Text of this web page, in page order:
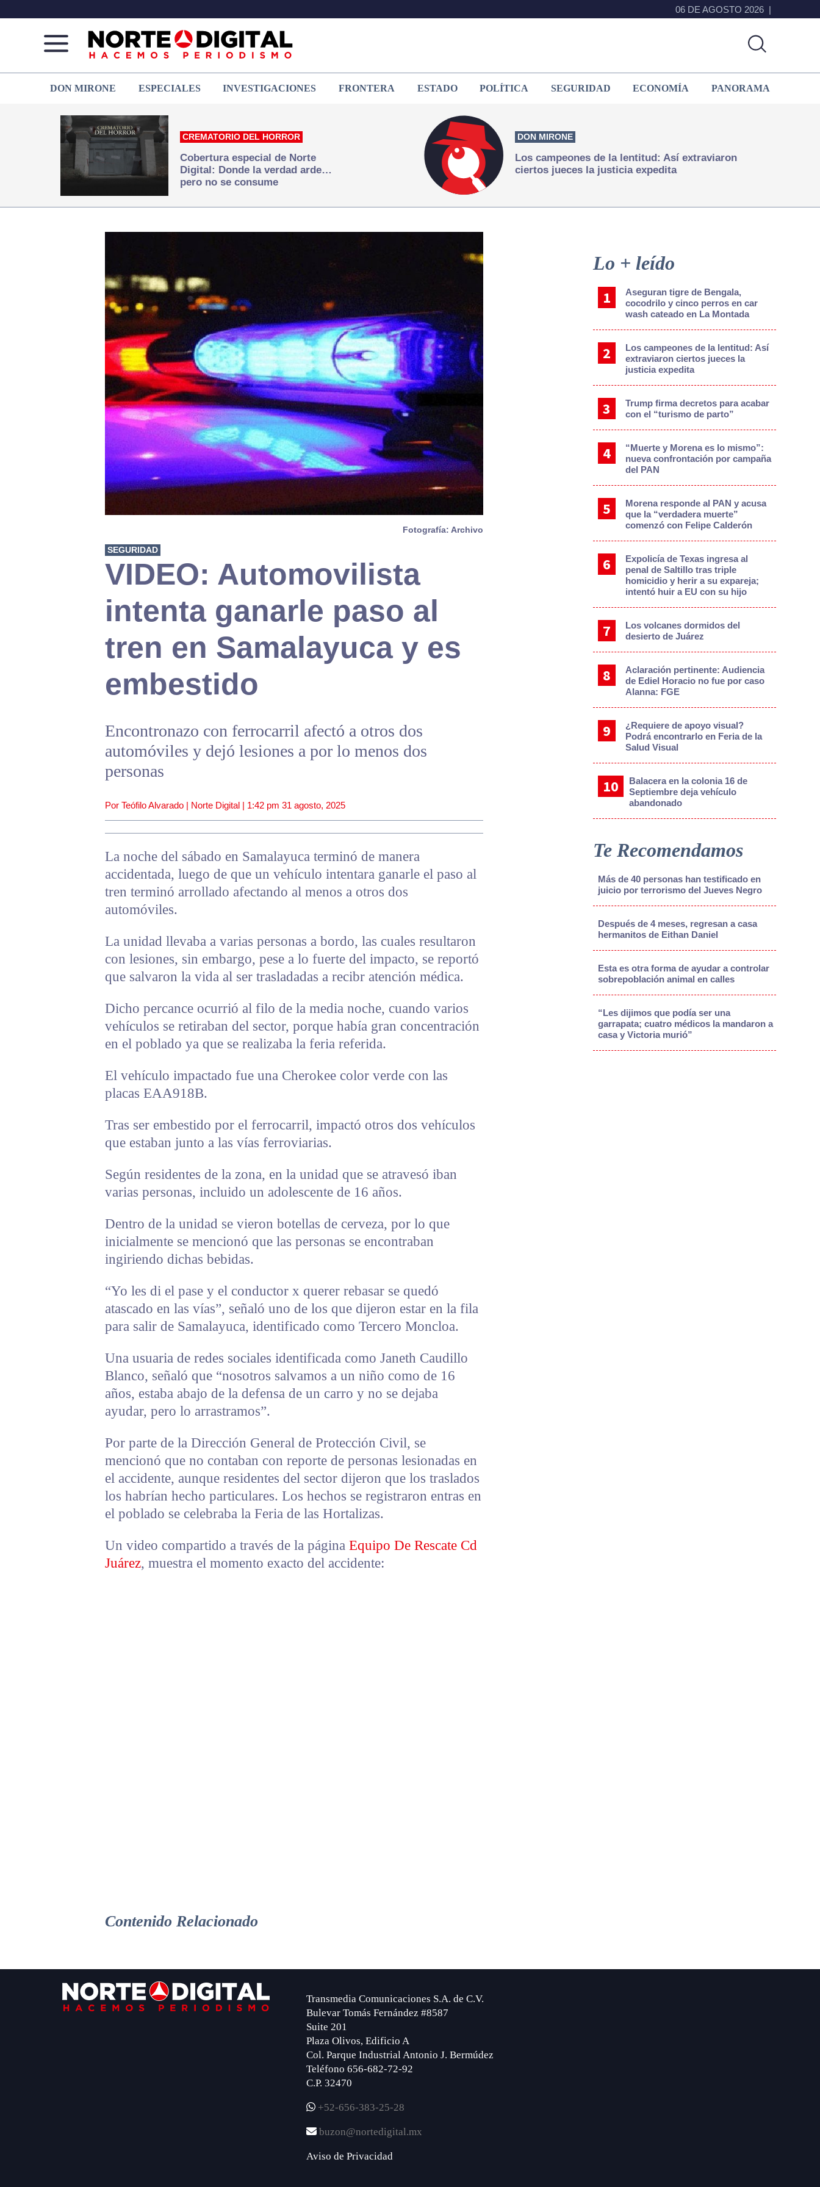
06 DE AGOSTO 2026
de
Juárez
que
hacemos periodismo
DON MIRONE ESPECIALES INVESTIGACIONES FRONTERA ESTADO POLÍTICA SEGURIDAD ECONOMÍA PANORAMA
CREMATORIO DEL HORROR
Cobertura especial de Norte
Digital: Donde la verdad arde…
pero no se consume
DON MIRONE
Los campeones de la lentitud: Así extraviaron
ciertos jueces la justicia expedita
Fotografía: Archivo
SEGURIDAD
VIDEO: Automovilista
intenta ganarle paso al
tren en Samalayuca y es
embestido
Encontronazo con ferrocarril afectó a otros dos
automóviles y dejó lesiones a por lo menos dos
personas
Por Teófilo Alvarado | Norte Digital | 1:42 pm 31 agosto, 2025
La noche del sábado en Samalayuca terminó de manera
accidentada, luego de que un vehículo intentara ganarle el paso al
tren terminó arrollado afectando al menos a otros dos
automóviles.
La unidad llevaba a varias personas a bordo, las cuales resultaron
con lesiones, sin embargo, pese a lo fuerte del impacto, se reportó
que salvaron la vida al ser trasladadas a recibr atención médica.
Dicho percance ocurrió al filo de la media noche, cuando varios
vehículos se retiraban del sector, porque había gran concentración
en el poblado ya que se realizaba la feria referida.
El vehículo impactado fue una Cherokee color verde con las
placas EAA918B.
Tras ser embestido por el ferrocarril, impactó otros dos vehículos
que estaban junto a las vías ferroviarias.
Según residentes de la zona, en la unidad que se atravesó iban
varias personas, incluido un adolescente de 16 años.
Dentro de la unidad se vieron botellas de cerveza, por lo que
inicialmente se mencionó que las personas se encontraban
ingiriendo dichas bebidas.
“Yo les di el pase y el conductor x querer rebasar se quedó
atascado en las vías”, señaló uno de los que dijeron estar en la fila
para salir de Samalayuca, identificado como Tercero Moncloa.
Una usuaria de redes sociales identificada como Janeth Caudillo
Blanco, señaló que “nosotros salvamos a un niño como de 16
años, estaba abajo de la defensa de un carro y no se dejaba
ayudar, pero lo arrastramos”.
Por parte de la Dirección General de Protección Civil, se
mencionó que no contaban con reporte de personas lesionadas en
el accidente, aunque residentes del sector dijeron que los traslados
los habrían hecho particulares. Los hechos se registraron entras en
el poblado se celebraba la Feria de las Hortalizas.
Un video compartido a través de la página Equipo De Rescate Cd
Juárez, muestra el momento exacto del accidente:
Contenido Relacionado
Sidebar
Lo + leído
Aseguran tigre de Bengala,
cocodrilo y cinco perros en car
wash cateado en La Montada
Los campeones de la lentitud: Así
extraviaron ciertos jueces la
justicia expedita
Trump firma decretos para acabar
con el “turismo de parto”
“Muerte y Morena es lo mismo”:
nueva confrontación por campaña
del PAN
Morena responde al PAN y acusa
que la “verdadera muerte”
comenzó con Felipe Calderón
Expolicía de Texas ingresa al
penal de Saltillo tras triple
homicidio y herir a su expareja;
intentó huir a EU con su hijo
Los volcanes dormidos del
desierto de Juárez
Aclaración pertinente: Audiencia
de Ediel Horacio no fue por caso
Alanna: FGE
¿Requiere de apoyo visual?
Podrá encontrarlo en Feria de la
Salud Visual
Balacera en la colonia 16 de
Septiembre deja vehículo
abandonado
Te Recomendamos
Más de 40 personas han testificado en
juicio por terrorismo del Jueves Negro
Después de 4 meses, regresan a casa
hermanitos de Eithan Daniel
Esta es otra forma de ayudar a controlar
sobrepoblación animal en calles
“Les dijimos que podía ser una
garrapata; cuatro médicos la mandaron a
casa y Victoria murió”
Transmedia Comunicaciones S.A. de C.V.
Bulevar Tomás Fernández #8587
Suite 201
Plaza Olivos, Edificio A
Col. Parque Industrial Antonio J. Bermúdez
Teléfono 656-682-72-92
C.P. 32470
+52-656-383-25-28
buzon@nortedigital.mx
Aviso de Privacidad